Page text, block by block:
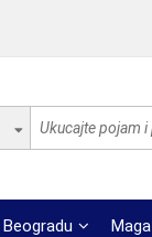
Beogradu